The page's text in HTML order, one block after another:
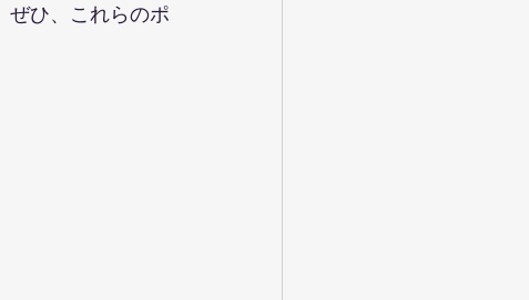
ぜひ、これらのポ